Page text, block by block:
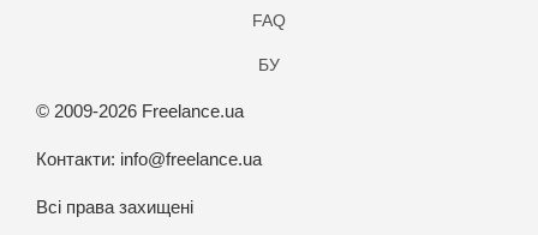
FAQ
БУ
© 2009-2026 Freelance.ua
Контакти: info@freelance.ua
Всі права захищені